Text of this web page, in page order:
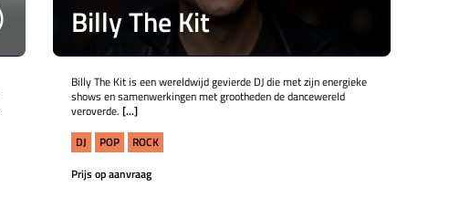
Billy The Kit
Billy The Kit is een wereldwijd gevierde DJ die met zijn energieke
shows en samenwerkingen met grootheden de dancewereld
veroverde. [...]
DJ
POP
ROCK
Prijs op aanvraag